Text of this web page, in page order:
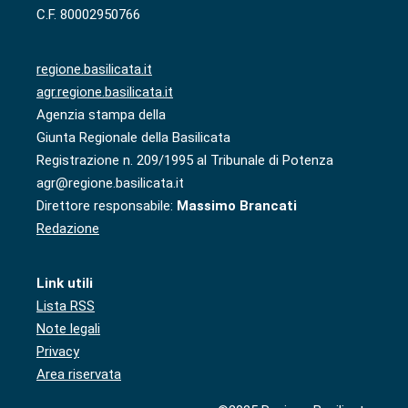
C.F. 80002950766
regione.basilicata.it
agr.regione.basilicata.it
Agenzia stampa della
Giunta Regionale della Basilicata
Registrazione n. 209/1995 al Tribunale di Potenza
agr@regione.basilicata.it
Direttore responsabile: Massimo Brancati
Redazione
Link utili
Lista RSS
Note legali
Privacy
Area riservata